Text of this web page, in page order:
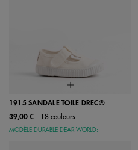
1915 SANDALE TOILE DREC®
39,00 €
18 couleurs
MODÈLE DURABLE DEAR WORLD: